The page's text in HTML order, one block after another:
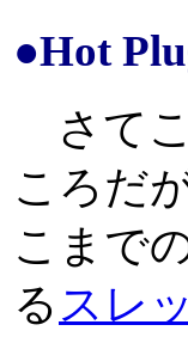
●Hot
さて
ころだ
こまで
る スレ